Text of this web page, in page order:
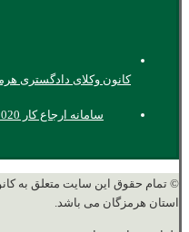
کانون وکلای دادگستری
سامانه ارجاع کار 2020
© تمام حقوق این سایت متعلق به
استان هرمزگان می باشد.